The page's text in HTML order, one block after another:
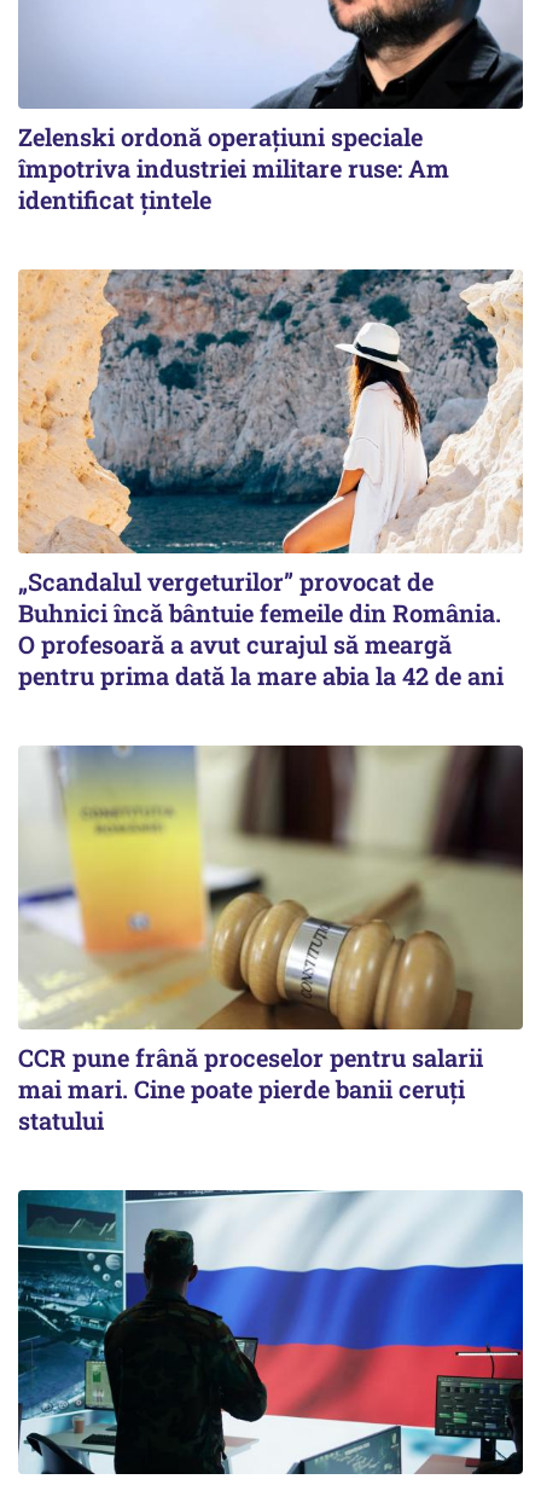
Zelenski ordonă operațiuni speciale
împotriva industriei militare ruse: Am
identificat țintele
„Scandalul vergeturilor” provocat de
Buhnici încă bântuie femeile din România.
O profesoară a avut curajul să meargă
pentru prima dată la mare abia la 42 de ani
CCR pune frână proceselor pentru salarii
mai mari. Cine poate pierde banii ceruți
statului